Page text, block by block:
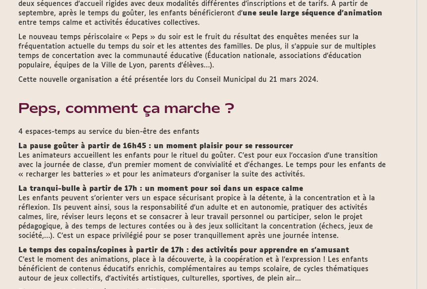
deux séquences d’accueil rigides avec deux modalités différentes d’inscriptions et de tarifs. À partir de
septembre, après le temps du goûter, les enfants bénéficieront d’une seule large séquence d’animation
entre temps calme et activités éducatives collectives.
Le nouveau temps périscolaire « Peps » du soir est le fruit du résultat des enquêtes menées sur la
fréquentation actuelle du temps du soir et les attentes des familles. De plus, il s’appuie sur de multiples
temps de concertation avec la communauté éducative (Éducation nationale, associations d’éducation
populaire, équipes de la Ville de Lyon, parents d’élèves…).
Cette nouvelle organisation a été présentée lors du Conseil Municipal du 21 mars 2024.
Peps, comment ça marche ?
4 espaces-temps au service du bien-être des enfants
La pause goûter à partir de 16h45 : un moment plaisir pour se ressourcer
Les animateurs accueillent les enfants pour le rituel du goûter. C’est pour eux l’occasion d’une transition
avec la journée de classe, d’un premier moment de convivialité et d’échanges. Le temps pour les enfants de
« recharger les batteries » et pour les animateurs d’organiser la suite des activités.
La tranqui-bulle à partir de 17h : un moment pour soi dans un espace calme
Les enfants peuvent s’orienter vers un espace sécurisant propice à la détente, à la concentration et à la
réflexion. Ils peuvent ainsi, sous la responsabilité d’un adulte et en autonomie, pratiquer des activités
calmes, lire, réviser leurs leçons et se consacrer à leur travail personnel ou participer, selon le projet
pédagogique, à des temps de lectures contées ou à des jeux sollicitant la concentration (échecs, jeux de
société,…). C’est un espace privilégié pour se poser tranquillement après une journée intense.
Le temps des copains/copines à partir de 17h : des activités pour apprendre en s’amusant
C’est le moment des animations, place à la découverte, à la coopération et à l’expression ! Les enfants
bénéficient de contenus éducatifs enrichis, complémentaires au temps scolaire, de cycles thématiques
autour de jeux collectifs, d’activités artistiques, culturelles, sportives, de plein air...